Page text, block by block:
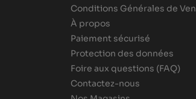
Conditions Générales de
À propos
Paiement sécurisé
Protection des données
Foire aux questions (FAQ)
Contactez-nous